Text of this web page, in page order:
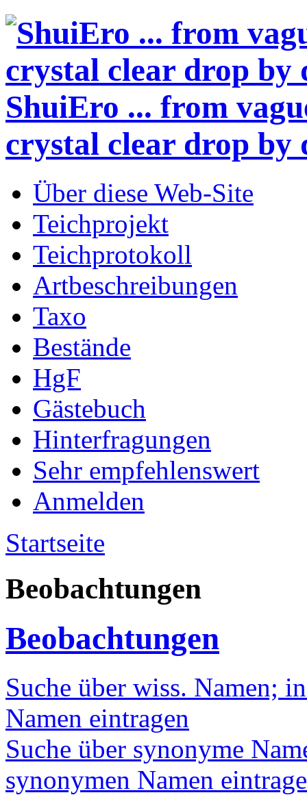
ShuiEro ... from
crystal clear drop by
Über diese Web-Site
Teichprojekt
Teichprotokoll
Artbeschreibungen
Taxo
Bestände
HgF
Gästebuch
Hinterfragungen
Sehr empfehlenswert
Anmelden
Startseite
Beobachtungen
Beobachtungen
Suche über wiss. Namen;
Namen eintragen
Suche über synonyme
synonymen Namen